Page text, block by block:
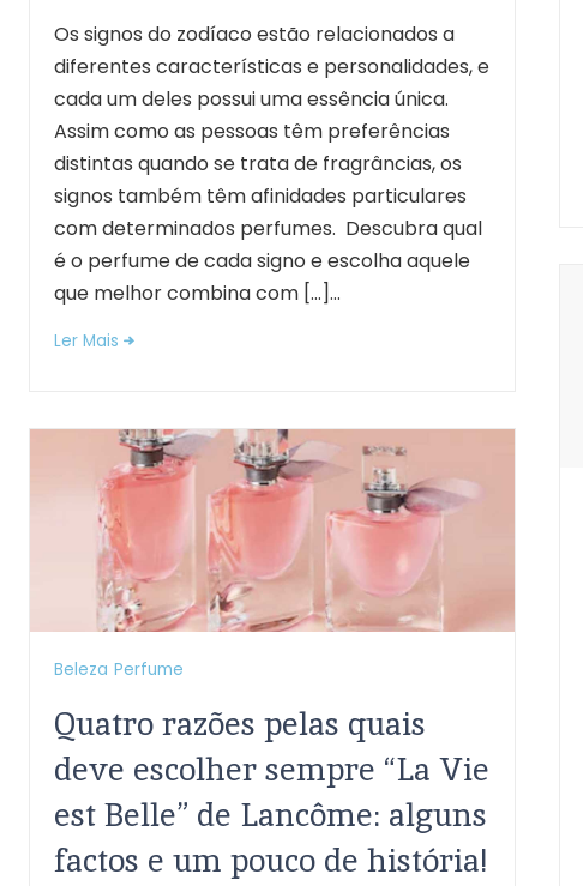
Os signos do zodíaco estão relacionados a
diferentes características e personalidades, e
cada um deles possui uma essência única.
Assim como as pessoas têm preferências
distintas quando se trata de fragrâncias, os
signos também têm afinidades particulares
com determinados perfumes. Descubra qual
é o perfume de cada signo e escolha aquele
que melhor combina com […]...
Ler Mais
Beleza Perfume
Quatro razões pelas quais
deve escolher sempre “La Vie
est Belle” de Lancôme: alguns
factos e um pouco de história!